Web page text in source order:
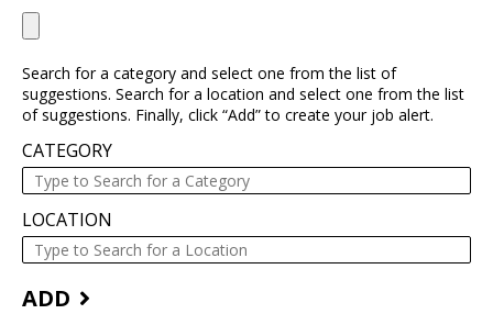
Search for a category and select one from the list of
suggestions. Search for a location and select one from the list
of suggestions. Finally, click “Add” to create your job alert.
CATEGORY
LOCATION
ADD